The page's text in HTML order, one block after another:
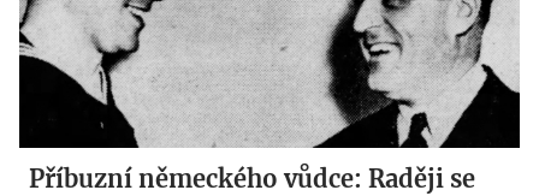
Příbuzní německého vůdce: Raději se